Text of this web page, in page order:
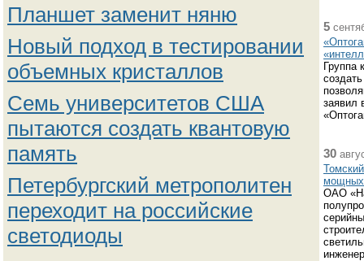
Планшет заменит няню
Новый подход в тестировании
объемных кристаллов
Семь университетов США
пытаются создать квантовую
память
Петербургский метрополитен
переходит на российские
светодиоды
5
Группа
заявил
30
мощных
ОАО